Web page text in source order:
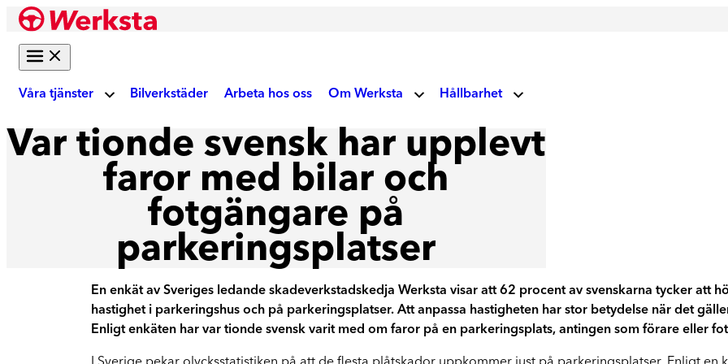
Hoppa
innehåll
Våra tjänster
Gör digital fotobesiktning eller boka tid på
Auktoriserad skadeverkstad
Reparation enligt tillverkarens krav
Krockskador
Vindrutor
Lagning av stenskott och byte av vindruta
Bilverkstäder Arbeta hos oss Om Werksta
Om oss
Kundupplevelser
Aktuellt
Werksta Group
Hållbarhet
Miljö- och klimatansvar
Läs mer om våra prioriteringar
Hållbarhetsrapporter
Var tionde svensk har upplevt
faror med bilar och
fotgängare på
parkeringsplatser
En enkät av Sveriges ledande skadeverkstadskedja Werksta visar att 62 procent av svenskarna tycker att
hastighet i parkeringshus och på parkeringsplatser. Att anpassa hastigheten har stor betydelse när det
Enligt enkäten har var tionde svensk varit med om faror på en parkeringsplats, antingen som förare eller